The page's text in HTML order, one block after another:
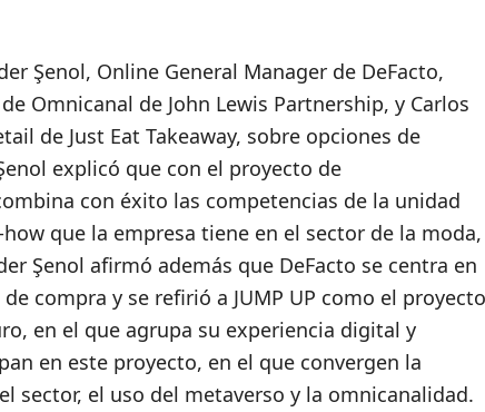
Şenol, Online General Manager de DeFacto,
Omnicanal de John Lewis Partnership, y Carlos
de Just Eat Takeaway, sobre opciones de
explicó que con el proyecto de
con éxito las competencias de la unidad
que la empresa tiene en el sector de la moda,
Şenol afirmó además que DeFacto se centra en
compra y se refirió a JUMP UP como el proyecto
en el que agrupa su experiencia digital y
en este proyecto, en el que convergen la
sector, el uso del metaverso y la omnicanalidad.